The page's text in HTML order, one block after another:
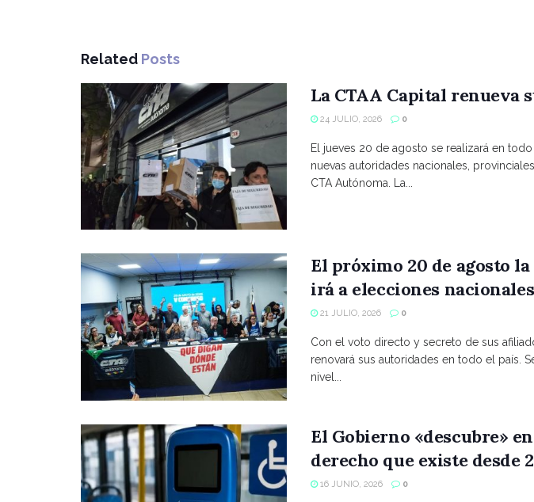
Related Posts
La CTAA Capital renueva
24 JULIO, 2026 0
El jueves 20 de agosto se realizará en
nuevas autoridades nacionales,
CTA Autónoma. La...
El próximo 20 de agosto
irá a elecciones nacionales
21 JULIO, 2026 0
Con el voto directo y secreto de sus
renovará sus autoridades en todo el país.
nivel...
El Gobierno «descubre»
derecho que existe desde
16 JUNIO, 2026 0